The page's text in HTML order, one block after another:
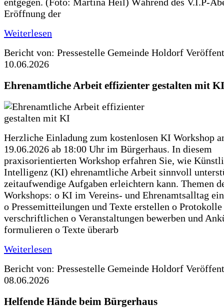
Eröffnung der
Weiterlesen
Bericht von: Pressestelle Gemeinde Holdorf
10.06.2026
Ehrenamtliche Arbeit effizienter gestalten mit KI
Herzliche Einladung zum kostenlosen KI Workshop
19.06.2026 ab 18:00 Uhr im Bürgerhaus. In diesem
praxisorientierten Workshop erfahren Sie, wie
Intelligenz (KI) ehrenamtliche Arbeit sinnvoll
zeitaufwendige Aufgaben erleichtern kann. Themen
Workshops: o KI im Vereins- und Ehrenamtsalltag
o Pressemitteilungen und Texte erstellen o
verschriftlichen o Veranstaltungen bewerben und
formulieren o Texte überarb
Weiterlesen
Bericht von: Pressestelle Gemeinde Holdorf
08.06.2026
Helfende Hände beim Bürgerhaus